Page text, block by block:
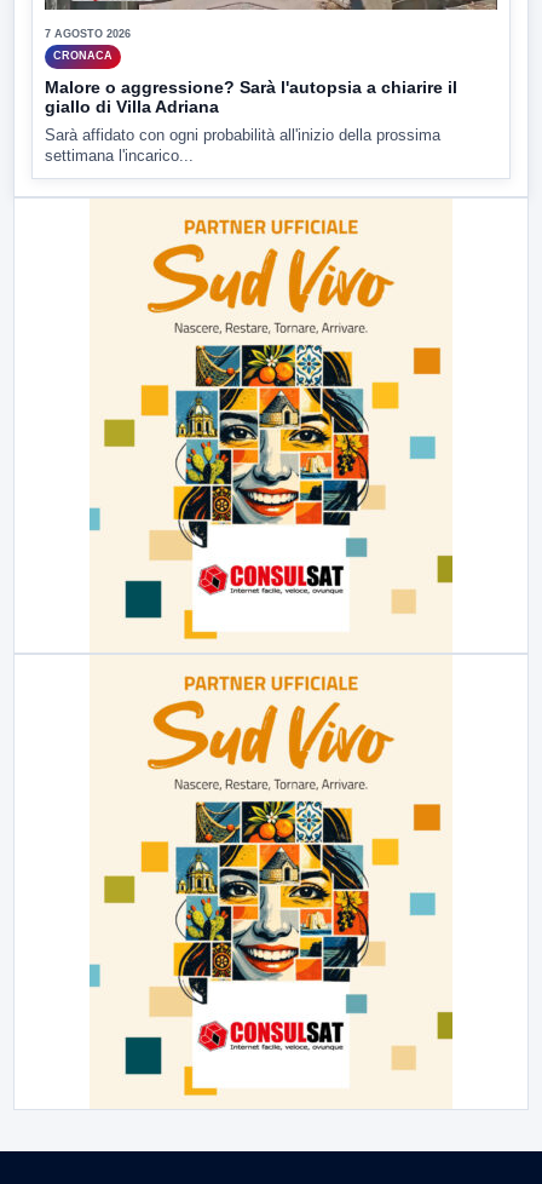
7 AGOSTO 2026
CRONACA
Malore o aggressione? Sarà l'autopsia a chiarire il
giallo di Villa Adriana
Sarà affidato con ogni probabilità all'inizio della prossima
settimana l'incarico...